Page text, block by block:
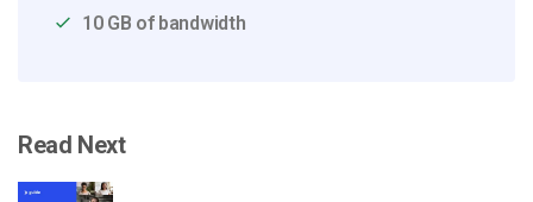
10 GB of bandwidth
Read Next